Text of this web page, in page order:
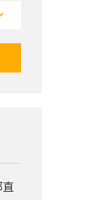
直